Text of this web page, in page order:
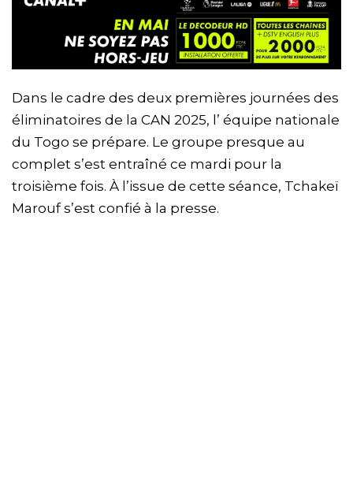
Dans le cadre des deux premières journées des
éliminatoires de la CAN 2025, l’ équipe nationale
du Togo se prépare. Le groupe presque au
complet s’est entraîné ce mardi pour la
troisième fois. À l’issue de cette séance, Tchakeï
Marouf s’est confié à la presse.